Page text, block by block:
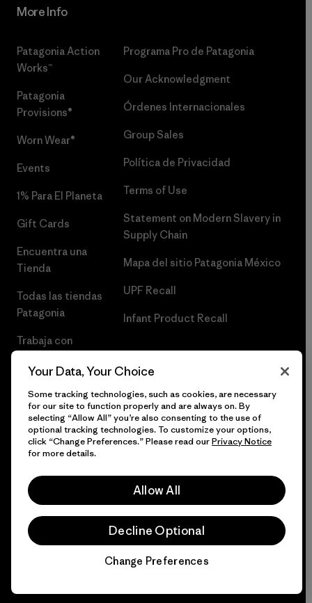
More Info
Patagonia Action
Works™
Patagonia
Provisions®
Worn Wear®
Events
1% Para El Planeta
Gift Cards
Encuentra una
Tienda
Todas las tiendas
Patagonia
Trabaja con
Programa Pro de Patagonia
Our Acknowledgment
Órdenes Internacionales
Group Sales
Política de Privacidad
Terms of Use
Statement on Modern Slavery in
Supply Chain
Mapa del sitio Patagonia México
UPF Recall
Infant Product Recall
© 2026 Patagonia, Inc. Todos los derechos reservados.
español
Your Data, Your Choice
Some tracking technologies, such as cookies, are necessary
for our site to function properly and are always on. By
selecting “Allow All” you’re also consenting to the use of
optional tracking technologies. To customize your options,
click “Change Preferences.” Please read ourPrivacy Notice
for more details.
Allow All
Decline Optional
Change Preferences